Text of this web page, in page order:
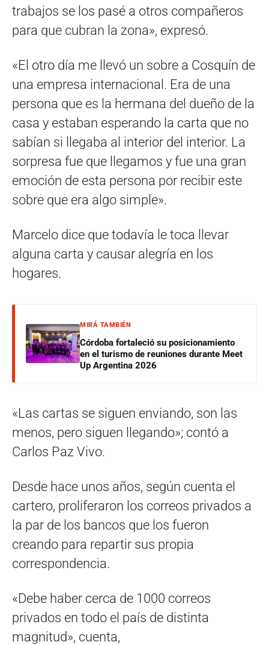
trabajos se los pasé a otros compañeros
para que cubran la zona», expresó.
«El otro día me llevó un sobre a Cosquín de
una empresa internacional. Era de una
persona que es la hermana del dueño de la
casa y estaban esperando la carta que no
sabían si llegaba al interior del interior. La
sorpresa fue que llegamos y fue una gran
emoción de esta persona por recibir este
sobre que era algo simple».
Marcelo dice que todavía le toca llevar
alguna carta y causar alegría en los
hogares.
MIRÁ TAMBIÉN
Córdoba fortaleció su posicionamiento
en el turismo de reuniones durante Meet
Up Argentina 2026
«Las cartas se siguen enviando, son las
menos, pero siguen llegando»; contó a
Carlos Paz Vivo.
Desde hace unos años, según cuenta el
cartero, proliferaron los correos privados a
la par de los bancos que los fueron
creando para repartir sus propia
correspondencia.
«Debe haber cerca de 1000 correos
privados en todo el país de distinta
magnitud», cuenta,